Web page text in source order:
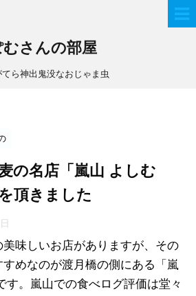
さんの部屋
ら神出鬼没なおじゃま虫
の名店「嵐山 よしむ
頂きました
味しいお店がありますが、その
めなのが渡月橋の側にある「嵐
す。嵐山での食べログ評価は堂々